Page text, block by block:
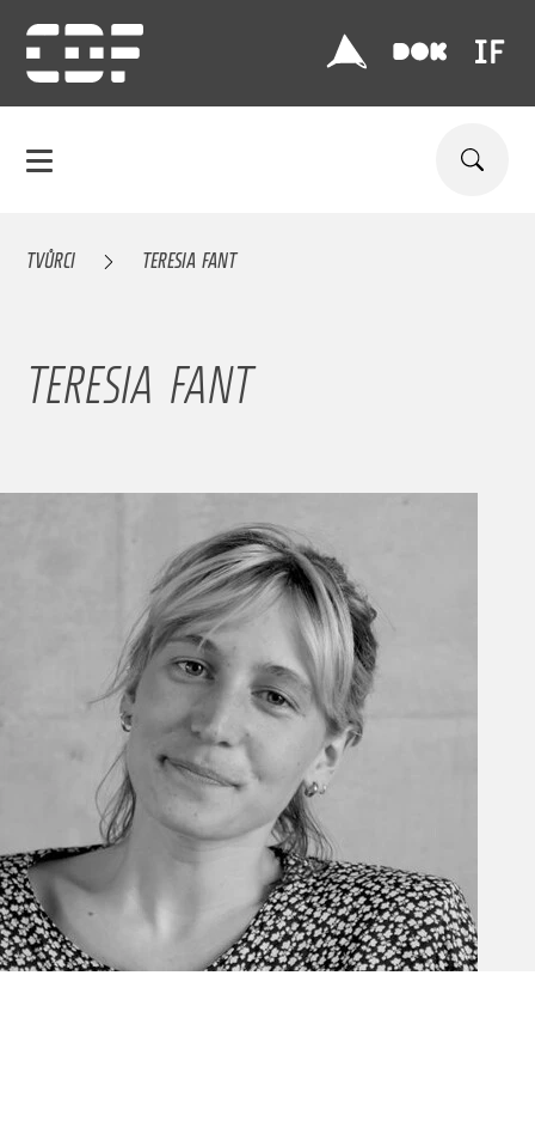
TVŮRCI TERESIA FANT
TERESIA FANT